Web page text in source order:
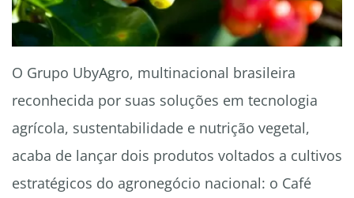
O Grupo UbyAgro, multinacional brasileira
reconhecida por suas soluções em tecnologia
agrícola, sustentabilidade e nutrição vegetal,
acaba de lançar dois produtos voltados a cultivos
estratégicos do agronegócio nacional: o Café